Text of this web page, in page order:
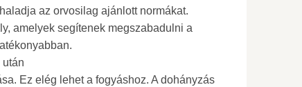
az orvosilag ajánlott normákat.
amelyek segítenek megszabadulni a
után
Ez elég lehet a fogyáshoz. A dohányzás